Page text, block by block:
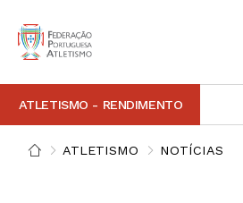
ATLETISMO - RENDIMENTO
INSTITUCIONAL
DOCUMENTAÇÃO
ARBITRAGEM
DECISÕES DISCIPLINARES
CONTACTOS
ATLETISMO NOTÍCIAS